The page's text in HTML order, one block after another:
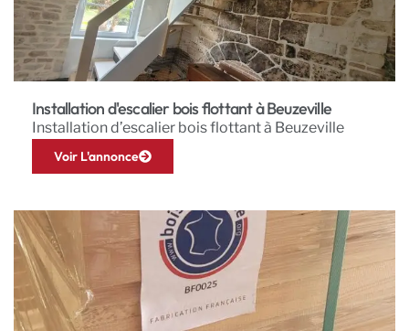
Installation d'escalier bois flottant à Beuzeville
Installation d’escalier bois flottant à Beuzeville
Voir L'annonce